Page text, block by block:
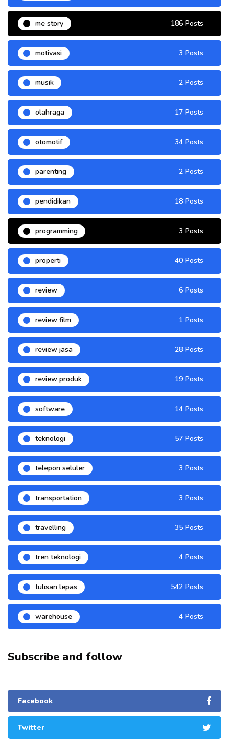
me story 186 Posts
motivasi 3 Posts
musik 2 Posts
olahraga 17 Posts
otomotif 34 Posts
parenting 2 Posts
pendidikan 18 Posts
programming 3 Posts
properti 40 Posts
review 6 Posts
review film 1 Posts
review jasa 28 Posts
review produk 19 Posts
software 14 Posts
teknologi 57 Posts
telepon seluler 3 Posts
transportation 3 Posts
travelling 35 Posts
tren teknologi 4 Posts
tulisan lepas 542 Posts
warehouse 4 Posts
Subscribe and follow
Facebook
Twitter